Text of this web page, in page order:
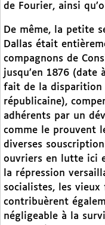
de Fourier, ainsi
De même, la petite
Dallas était
compagnons de
jusqu’en 1876 (date
fait de la disparition
républicaine),
adhérents par un
comme le prouvent
diverses
ouvriers en lutte ici
la répression
socialistes, les
contribuèrent
négligeable à la